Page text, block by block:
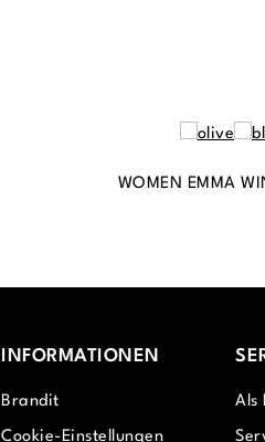
WOMEN EMMA
INFORMATIONEN
Brandit
Cookie-Einstellungen
Als